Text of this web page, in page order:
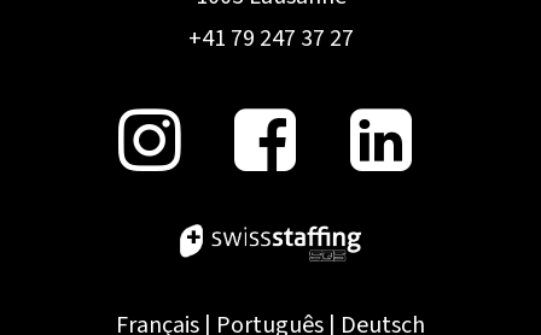
+41 79 247 37 27
Français | Português | Deutsch